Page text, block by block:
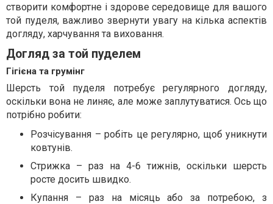
створити комфортне і здорове середовище для вашого
той пуделя, важливо звернути увагу на кілька аспектів
догляду, харчування та виховання.
Догляд за той пуделем
Гігієна та грумінг
Шерсть той пуделя потребує регулярного догляду,
оскільки вона не линяє, але може заплутуватися. Ось що
потрібно робити:
Розчісування – робіть це регулярно, щоб уникнути
ковтунів.
Стрижка – раз на 4-6 тижнів, оскільки шерсть
росте досить швидко.
Купання – раз на місяць або за потребою, з